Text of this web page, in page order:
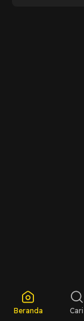
Beranda Cari